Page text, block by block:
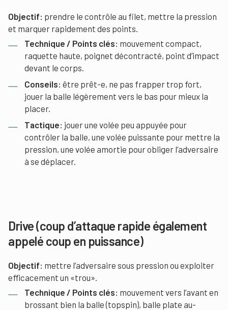
Objectif: prendre le contrôle au filet, mettre la pression
et marquer rapidement des points.
Technique / Points clés: mouvement compact,
raquette haute, poignet décontracté, point d’impact
devant le corps.
Conseils: être prêt-e, ne pas frapper trop fort,
jouer la balle légèrement vers le bas pour mieux la
placer.
Tactique: jouer une volée peu appuyée pour
contrôler la balle, une volée puissante pour mettre la
pression, une volée amortie pour obliger l’adversaire
à se déplacer.
Drive (coup d’attaque rapide également
appelé coup en puissance)
Objectif: mettre l’adversaire sous pression ou exploiter
efficacement un «trou».
Technique / Points clés: mouvement vers l’avant en
brossant bien la balle (topspin), balle plate au-